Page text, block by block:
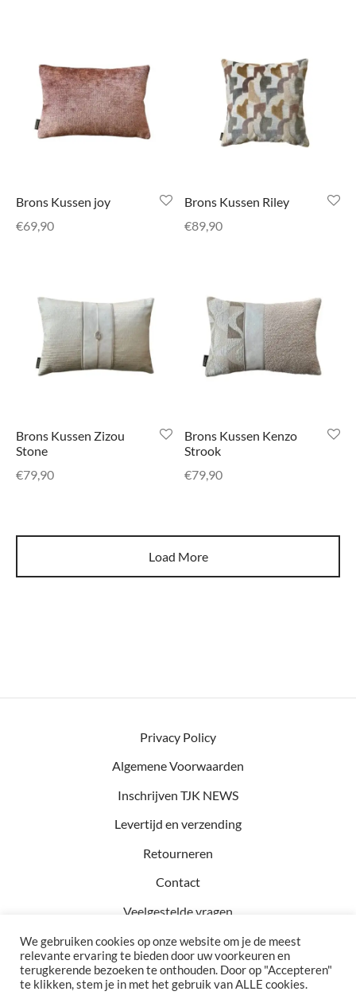
Brons Kussen joy
€69,90
Brons Kussen Riley
€89,90
Brons Kussen Zizou
Stone
€79,90
Brons Kussen Kenzo
Strook
€79,90
Load More
Privacy Policy
Algemene Voorwaarden
Inschrijven TJK NEWS
Levertijd en verzending
Retourneren
Contact
Veelgestelde vragen
Kvk: 81457782
BTW: NL002990154B76
We gebruiken cookies op onze website om je de meest
relevante ervaring te bieden door uw voorkeuren en
terugkerende bezoeken te onthouden. Door op "Accepteren"
te klikken, stem je in met het gebruik van ALLE cookies.